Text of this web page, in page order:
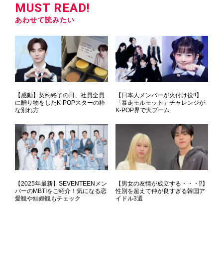
MUST READ!
あわせて読みたい
【感動】契約終了の日、社員全員
に贈り物をしたK-POPスターの粋
な別れ方
【日本人メンバーが火付け役‼】
「暴走モルモット」チャレンジが
K-POP界で大ブーム
【2025年最新】SEVENTEENメン
バーのMBTIをご紹介！気になる恋
愛観や結婚観もチェック
【男女の友情が成立する・・・⁉】
性別を超えて仲が良すぎる韓国ア
イドル3選